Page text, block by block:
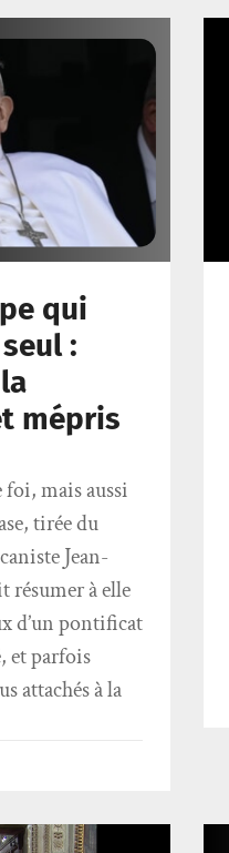
qui
:
mépris
foi, mais aussi
tirée du
Jean-
résumer à elle
d’un pontificat
et parfois
attachés à la